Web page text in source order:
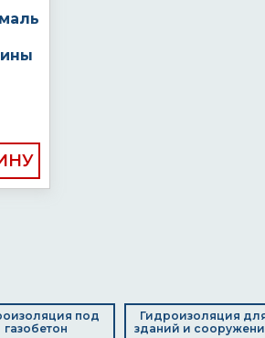
под
газобетон
Гидроизоляция
зданий и